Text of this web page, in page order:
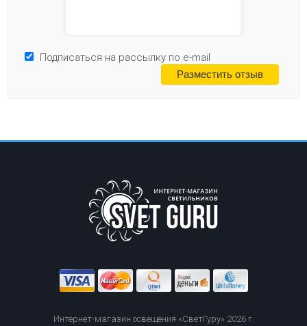
Подписаться на рассылку по e-mail
Интернет-магазин освещения «СветГуру» 2026 г.